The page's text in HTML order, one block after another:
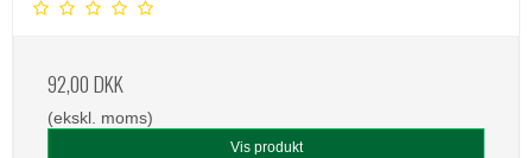
92,00 DKK
(ekskl. moms)
Vis produkt